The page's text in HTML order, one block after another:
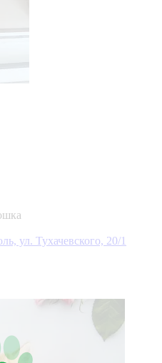
ул. Тухачевского, 20/1